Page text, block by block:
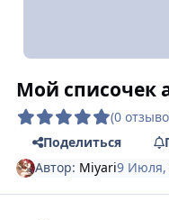
Мой списочек
(0
Поделиться
Автор: Miyari9 Июля,